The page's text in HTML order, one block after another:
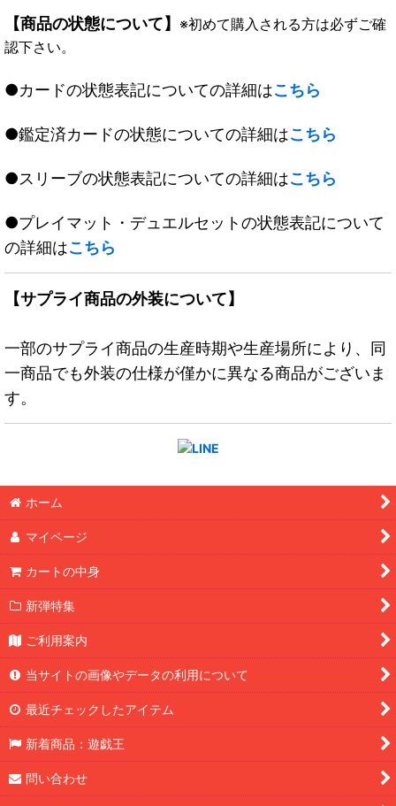
【商品の状態について】 ※初めて購入される方は必ずご確
認下さい。
●カードの状態表記についての詳細はこちら
●鑑定済カードの状態についての詳細はこちら
●スリーブの状態表記についての詳細はこちら
●プレイマット・デュエルセットの状態表記について
の詳細はこちら
【サプライ商品の外装について】
一部のサプライ商品の生産時期や生産場所により、同
一商品でも外装の仕様が僅かに異なる商品がございま
す。
ホーム
マイページ
カートの中身
新弾特集
ご利用案内
当サイトの画像やデータの利用について
最近チェックしたアイテム
新着商品：遊戯王
問い合わせ